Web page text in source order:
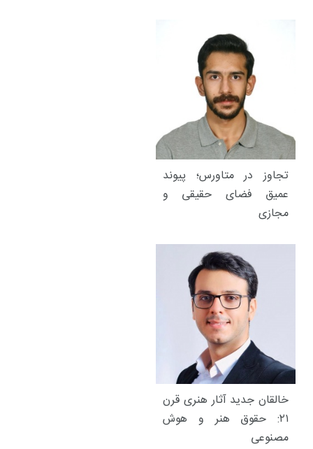
تجاوز در متاورس؛ پیوند
عمیق فضای حقیقی و
مجازی
خالقان جدید آثار هنری قرن
۲۱: حقوق هنر و هوش
مصنوعی